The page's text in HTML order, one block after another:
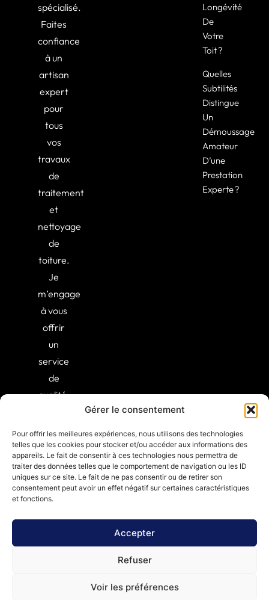
Gérer le consentement
Pour offrir les meilleures expériences, nous utilisons des technologies
telles que les cookies pour stocker et/ou accéder aux informations des
appareils. Le fait de consentir à ces technologies nous permettra de
traiter des données telles que le comportement de navigation ou les ID
uniques sur ce site. Le fait de ne pas consentir ou de retirer son
consentement peut avoir un effet négatif sur certaines caractéristiques
et fonctions.
Accepter
Refuser
Voir les préférences
spécialisé.
Faites
confiance
à un
artisan
expert
pour
tous
vos
travaux
de
traitement
et
nettoyage
de
toiture.
Je
m’engage
à vous
offrir
un
service
de
qualité,
expertise
et
professionnalisme.
Longévité
De
Votre
Toit ?
Quelles
Subtilités
Distingue
Un
Démoussage
Amateur
D’une
Prestation
Experte ?
© 2025 Protec Habitat
Politique de confidentialité